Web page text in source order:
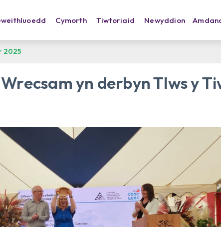
Cymorth Tiwtoriaid Newyddion
2025
yn derbyn Tlws y